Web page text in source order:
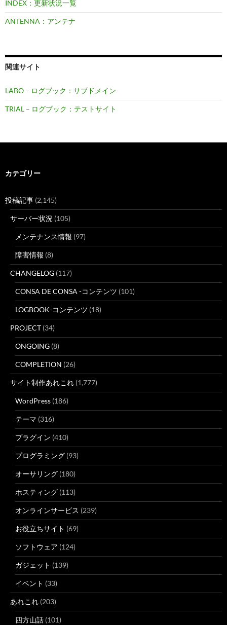
INDEX：更新状況一覧
ANTENNA：アンテナ
関連サイト
LABO – ログブック：サブドメイン
TRIAL – ログブック：テストサイト
カテゴリー
投稿記事 (2,145)
サーバー状況 (105)
メンテナンス情報 (97)
障害情報 (8)
CHANGELOG (117)
CONSA DE CONSA -コンテンツ (101)
LOGBOOK-コンテンツ (18)
PROJECT (34)
ONGOING (8)
COMPLETION (26)
サイト制作あれこれ (1,777)
WordPress (186)
テーマ (316)
プラグイン (410)
プログラミング (93)
オーサリング (180)
ホスティング (113)
オンラインサービス (239)
お役立ちサイト (69)
ソフトウェア (124)
ガジェット (139)
イベント (33)
あれこれ (203)
四方山話 (101)